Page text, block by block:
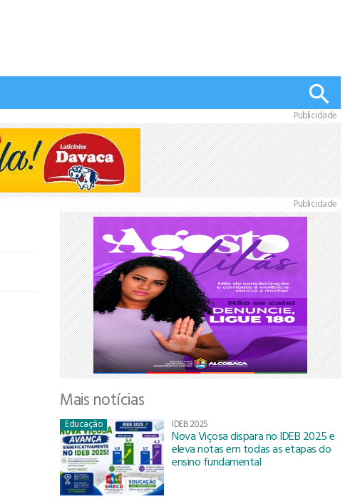
Publicidade
Publicidade
Mais notícias
Educação IDEB 2025
Nova Viçosa dispara no IDEB 2025 e
eleva notas em todas as etapas do
ensino fundamental